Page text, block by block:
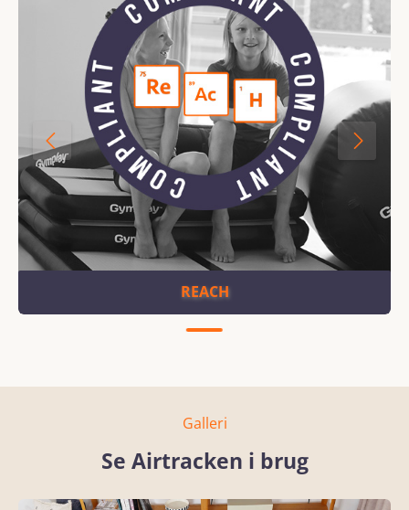
REACH
Galleri
Se Airtracken i brug